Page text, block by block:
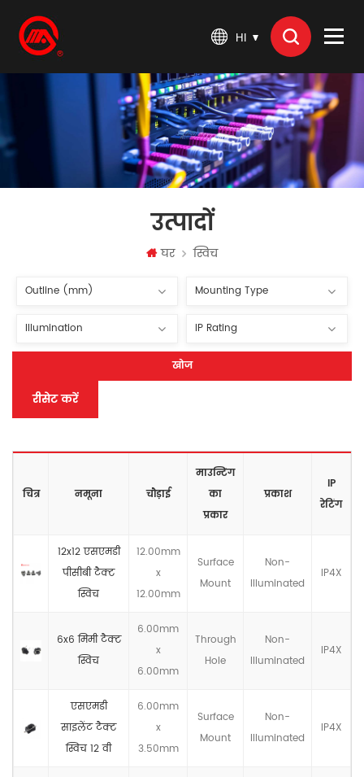
HI
उत्पादों
घर स्विच
खोज
रीसेट करें
चित्र नमूना चौड़ाई
माउन्टिंग
का
प्रकार
प्रकाश
IP
रेटिंग
12x12 एसएमडी
पीसीबी टैक्ट
स्विच
12.00mm
x
12.00mm
Surface
Mount
Non-
llluminated
IP4X
6x6 मिमी टैक्ट
स्विच
6.00mm
x
6.00mm
Through
Hole
Non-
llluminated
IP4X
एसएमडी
साइलेंट टैक्ट
स्विच 12 वी
6.00mm
x
3.50mm
Surface
Mount
Non-
llluminated
IP4X